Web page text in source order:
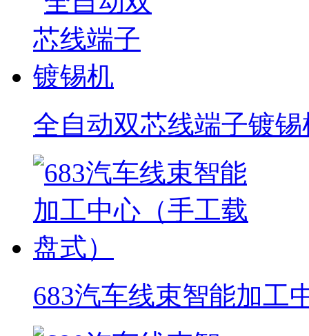
全自动双芯线端子镀锡
683汽车线束智能加工